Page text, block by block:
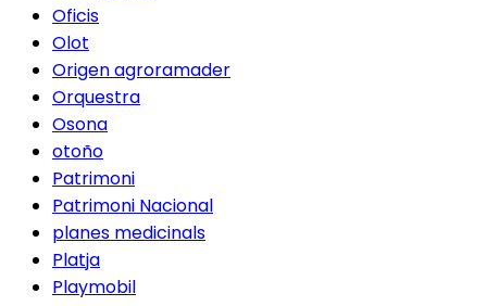
Oficis
Olot
Origen agroramader
Orquestra
Osona
otoño
Patrimoni
Patrimoni Nacional
planes medicinals
Platja
Playmobil